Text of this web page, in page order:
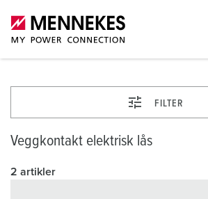
FILTER
Veggkontakt elektrisk lås
2 artikler